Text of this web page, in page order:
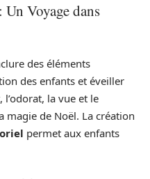
Voyage dans
des éléments
des enfants et éveiller
la vue et le
magie de Noël. La création
permet aux enfants